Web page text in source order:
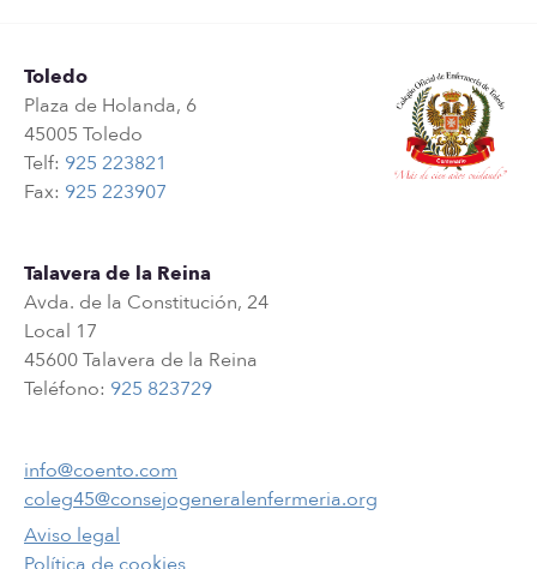
Toledo
Plaza de Holanda, 6
45005 Toledo
Telf: 925 223821
Fax: 925 223907
Talavera de la Reina
Avda. de la Constitución, 24
Local 17
45600 Talavera de la Reina
Teléfono: 925 823729
info@coento.com
coleg45@consejogeneralenfermeria.org
Aviso legal